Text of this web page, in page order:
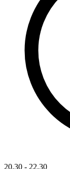
20.30 - 22.30